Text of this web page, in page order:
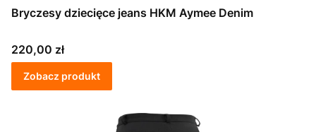
Bryczesy dziecięce jeans HKM Aymee Denim
Cena
220,00 zł
Zobacz produkt